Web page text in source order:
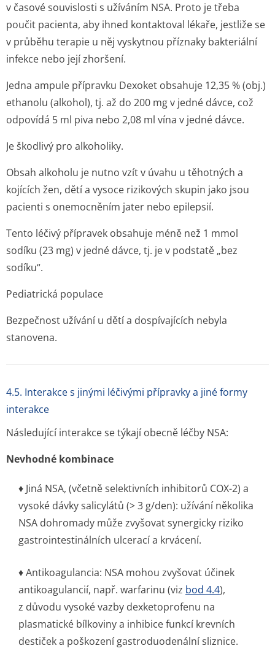
v časové souvislosti s užíváním NSA. Proto je třeba
poučit pacienta, aby ihned kontaktoval lékaře, jestliže se
v průběhu terapie u něj vyskytnou příznaky bakteriální
infekce nebo její zhoršení.
Jedna ampule přípravku Dexoket obsahuje 12,35 % (obj.)
ethanolu (alkohol), tj. až do 200 mg v jedné dávce, což
odpovídá 5 ml piva nebo 2,08 ml vína v jedné dávce.
Je škodlivý pro alkoholiky.
Obsah alkoholu je nutno vzít v úvahu u těhotných a
kojících žen, dětí a vysoce rizikových skupin jako jsou
pacienti s onemocněním jater nebo epilepsií.
Tento léčivý přípravek obsahuje méně než 1 mmol
sodíku (23 mg) v jedné dávce, tj. je v podstatě „bez
sodíku“.
Pediatrická populace
Bezpečnost užívání u dětí a dospívajících nebyla
stanovena.
4.5. Interakce s jinými léčivými přípravky a jiné formy
interakce
Následující interakce se týkají obecně léčby NSA:
Nevhodné kombinace
♦ Jiná NSA, (včetně selektivních inhibitorů COX-2) a
vysoké dávky salicylátů (> 3 g/den): užívání několika
NSA dohromady může zvyšovat synergicky riziko
gastrointesti­nálních ulcerací a krvácení.
♦ Antikoagulancia: NSA mohou zvyšovat účinek
antikoagulancií, např. warfarinu (viz bod 4.4),
z důvodu vysoké vazby dexketoprofenu na
plasmatické bílkoviny a inhibice funkcí krevních
destiček a poškození gastroduodenální sliznice.